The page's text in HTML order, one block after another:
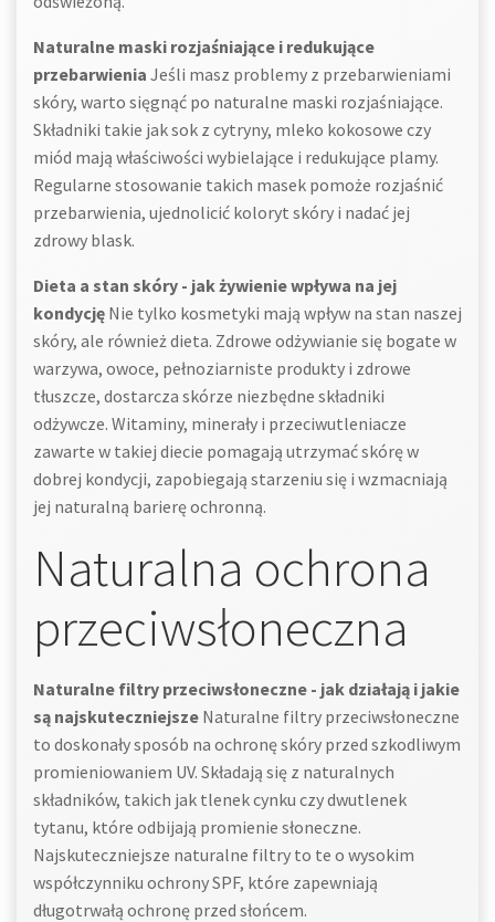
Naturalne maski rozjaśniające i redukujące
przebarwienia Jeśli masz problemy z przebarwieniami
skóry, warto sięgnąć po naturalne maski rozjaśniające.
Składniki takie jak sok z cytryny, mleko kokosowe czy
miód mają właściwości wybielające i redukujące plamy.
Regularne stosowanie takich masek pomoże rozjaśnić
przebarwienia, ujednolicić koloryt skóry i nadać jej
zdrowy blask.
Dieta a stan skóry - jak żywienie wpływa na jej
kondycję Nie tylko kosmetyki mają wpływ na stan naszej
skóry, ale również dieta. Zdrowe odżywianie się bogate w
warzywa, owoce, pełnoziarniste produkty i zdrowe
tłuszcze, dostarcza skórze niezbędne składniki
odżywcze. Witaminy, minerały i przeciwutleniacze
zawarte w takiej diecie pomagają utrzymać skórę w
dobrej kondycji, zapobiegają starzeniu się i wzmacniają
jej naturalną barierę ochronną.
Naturalna ochrona
przeciwsłoneczna
Naturalne filtry przeciwsłoneczne - jak działają i jakie
są najskuteczniejsze Naturalne filtry przeciwsłoneczne
to doskonały sposób na ochronę skóry przed szkodliwym
promieniowaniem UV. Składają się z naturalnych
składników, takich jak tlenek cynku czy dwutlenek
tytanu, które odbijają promienie słoneczne.
Najskuteczniejsze naturalne filtry to te o wysokim
współczynniku ochrony SPF, które zapewniają
długotrwałą ochronę przed słońcem.